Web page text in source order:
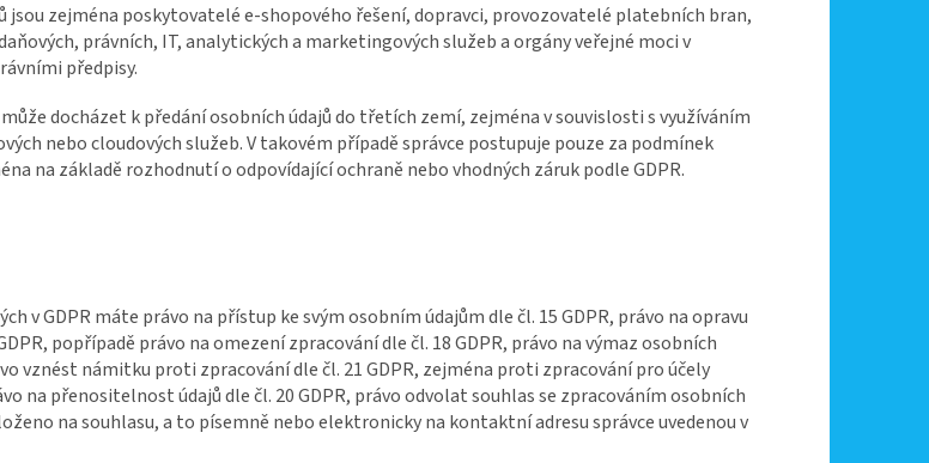
jsou zejména poskytovatelé e-shopového řešení, dopravci, provozovatelé platebních bran,
právních, IT, analytických a marketingových služeb a orgány veřejné moci v
předpisy.
docházet k předání osobních údajů do třetích zemí, zejména v souvislosti s využíváním
nebo cloudových služeb. V takovém případě správce postupuje pouze za podmínek
na základě rozhodnutí o odpovídající ochraně nebo vhodných záruk podle GDPR.
v GDPR máte právo na přístup ke svým osobním údajům dle čl. 15 GDPR, právo na opravu
popřípadě právo na omezení zpracování dle čl. 18 GDPR, právo na výmaz osobních
vznést námitku proti zpracování dle čl. 21 GDPR, zejména proti zpracování pro účely
na přenositelnost údajů dle čl. 20 GDPR, právo odvolat souhlas se zpracováním osobních
na souhlasu, a to písemně nebo elektronicky na kontaktní adresu správce uvedenou v